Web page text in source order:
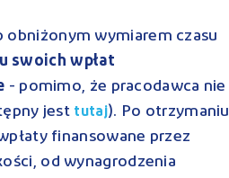
wymiarem czasu
swoich wpłat
- pomimo, że pracodawca nie
jest tutaj). Po otrzymaniu
finansowane przez
od wynagrodzenia